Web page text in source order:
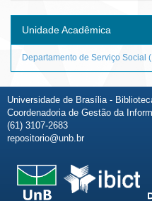
Unidade Acadêmica
Departamento de Serviço Social
Universidade de Brasília -
Coordenadoria de Gestão da
(61) 3107-2683
repositorio@unb.br